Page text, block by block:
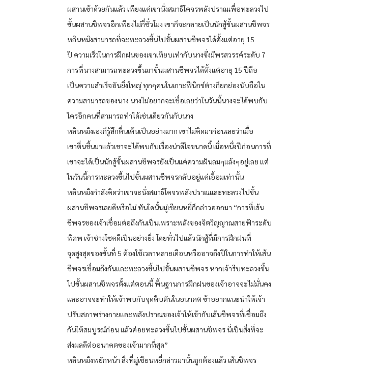
ผสานเข้าด้วยกันแล้ว เพียงแค่เขานั่งสมาธิโคจรพลังปราณเพื่อทะลวงไป
ขั้นผสานชีพจรอีกเพียงไม่กี่ชั่วโมง เขาก็จะกลายเป็นนักสู้ขั้นผสานชีพจร
หลินหมิงสามารถที่จะทะลวงขึ้นไปขั้นผสานชีพจรได้ตั้งแต่อายุ 15
ปี ความเร็วในการฝึกฝนของเขาเทียบเท่ากับนางซึ่งมีพรสวรรค์ระดับ 7
การที่นางสามารถทะลวงขึ้นมาขั้นผสานชีพจรได้ตั้งแต่อายุ 15 ปีถือ
เป็นความสำเร็จอันยิ่งใหญ่ ทุกๆคนในเกาะฟีนิกซ์ต่างก็ยกย่องนับถือใน
ความสามารถของนาง นางไม่อยากจะเชื่อเลยว่าในวันนี้นางจะได้พบกับ
ใครอีกคนที่สามารถทำได้เช่นเดียวกันกับนาง
หลินหมิงเองก็รู้สึกตื่นเต้นเป็นอย่างมาก เขาไม่คิดมาก่อนเลยว่าเมื่อ
เขาตื่นขึ้นมาแล้วเขาจะได้พบกับเรื่องน่าดีใจขนาดนี้ เมื่อหนึ่งปีก่อนการที่
เขาจะได้เป็นนักสู้ขั้นผสานชีพจรยังเป็นแค่ความฝันลมๆแล้งๆอยู่เลย แต่
ในวันนี้การทะลวงขึ้นไปขั้นผสานชีพจรกลับอยู่แค่เอื้อมเท่านั้น
หลินหมิงกำลังคิดว่าเขาจะนั่งสมาธิโคจรพลังปราณและทะลวงไปขั้น
ผสานชีพจรเลยดีหรือไม่ ทันใดนั้นมู่เชียนหยี่ก็กล่าวออกมา “การที่เส้น
ชีพจรของเจ้าเชื่อมต่อถึงกันเป็นเพราะพลังของจิตวิญญาณสายฟ้าระดับ
พิภพ เจ้าช่างโชคดีเป็นอย่างยิ่ง โดยทั่วไปแล้วนักสู้ที่มีการฝึกฝนที่
จุดสูงสุดของขั้นที่ 5 ต้องใช้เวลาหลายเดือนหรืออาจถึงปีในการทำให้เส้น
ชีพจรเชื่อมถึงกันและทะลวงขึ้นไปขั้นผสานชีพจร หากเจ้ารีบทะลวงขึ้น
ไปขั้นผสานชีพจรตั้งแต่ตอนนี้ พื้นฐานการฝึกฝนของเจ้าอาจจะไม่มั่นคง
และอาจจะทำให้เจ้าพบกับจุดตีบตันในอนาคต ข้าอยากแนะนำให้เจ้า
ปรับสภาพร่างกายและพลังปราณของเจ้าให้เข้ากับเส้นชีพจรที่เชื่อมถึง
กันให้สมบูรณ์ก่อน แล้วค่อยทะลวงขึ้นไปขั้นผสานชีพจร นี่เป็นสิ่งที่จะ
ส่งผลดีต่ออนาคตของเจ้ามากที่สุด”
หลินหมิงพยักหน้า สิ่งที่มู่เชียนหยี่กล่าวมานั้นถูกต้องแล้ว เส้นชีพจร